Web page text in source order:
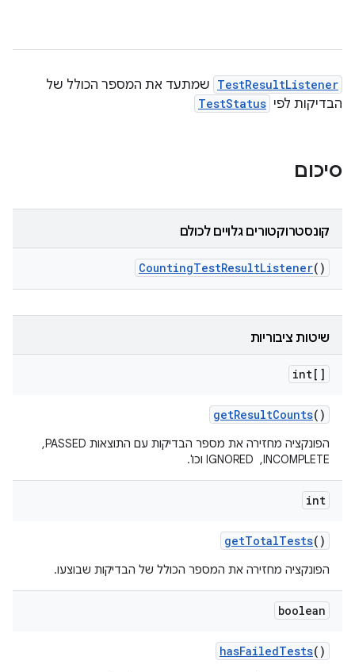
TestResultListener שמתעד את המספר הכולל של
הבדיקות לפי TestStatus
סיכום
קונסטרוקטורים גלויים לכולם
CountingTestResultListener()
שיטות ציבוריות
int[]
getResultCounts()
הפונקציה מחזירה את מספר הבדיקות עם התוצאות PASSED, ‏
INCOMPLETE, ‏ IGNORED וכו'.
int
getTotalTests()
הפונקציה מחזירה את המספר הכולל של הבדיקות שבוצעו.
boolean
hasFailedTests()